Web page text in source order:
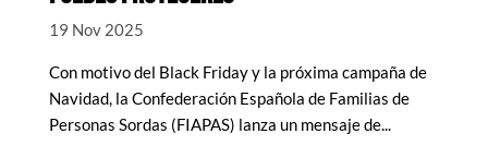
19 Nov 2025
Con motivo del Black Friday y la próxima campaña de
Navidad, la Confederación Española de Familias de
Personas Sordas (FIAPAS) lanza un mensaje de...